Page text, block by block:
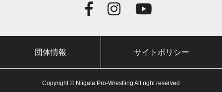
団体情報 サイトポリシー
Copyright © Niigata Pro-Wrestling All right reserved